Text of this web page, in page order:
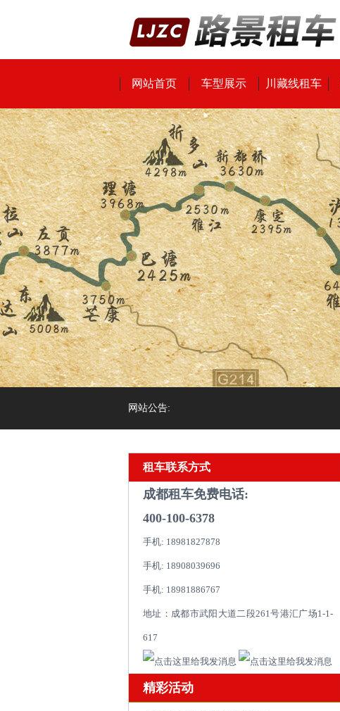
网站首页 车型展示 川藏线租车
网站公告:
租车联系方式
成都租车免费电话:
400-100-6378
手机: 18981827878
手机: 18908039696
手机: 18981886767
地址：成都市武阳大道二段261号港汇广场1-1-
617
精彩活动